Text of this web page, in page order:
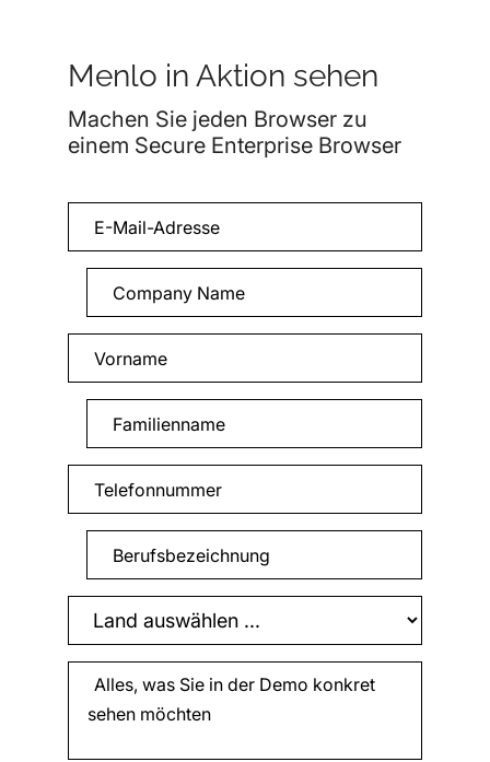
Menlo in Aktion sehen
Machen Sie jeden Browser zu
einem Secure Enterprise Browser